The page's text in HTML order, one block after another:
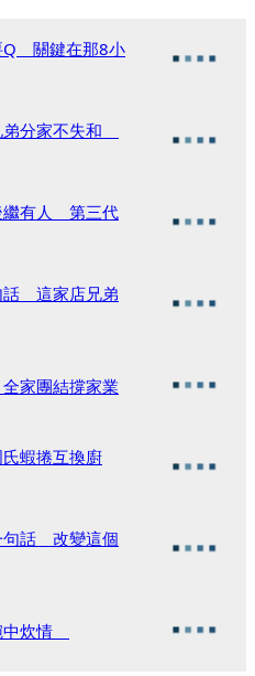
Q 關鍵在那8小
弟分家不失和
繼有人 第三代
話 這家店兄弟
家團結撐家業
氏蝦捲互換廚
句話 改變這個
中炊情